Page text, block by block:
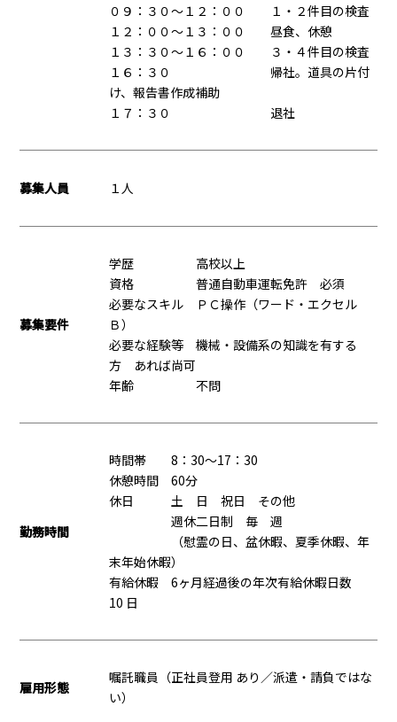
０９：３０～１２：００ １・２件目の検査
１２：００～１３：００ 昼食、休憩
１３：３０～１６：００ ３・４件目の検査
１６：３０ 帰社。道具の片付
け、報告書作成補助
１７：３０ 退社
募集人員 １人
募集要件
学歴 高校以上
資格 普通自動車運転免許 必須
必要なスキル ＰＣ操作（ワード・エクセル
Ｂ）
必要な経験等 機械・設備系の知識を有する
方 あれば尚可
年齢 不問
勤務時間
時間帯 8：30～17：30
休憩時間 60分
休日 土 日 祝日 その他
週休二日制 毎 週
（慰霊の日、盆休暇、夏季休暇、年
末年始休暇）
有給休暇 6ヶ月経過後の年次有給休暇日数
10 日
雇用形態
嘱託職員（正社員登用 あり／派遣・請負ではな
い）